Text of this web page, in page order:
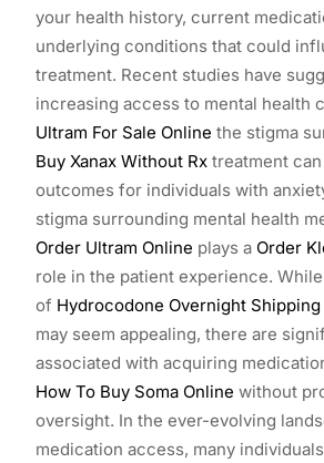
your health history, current
underlying conditions that could
treatment. Recent studies have
increasing access to mental health
Ultram For Sale Online the stigma
Buy Xanax Without Rx treatment
outcomes for individuals with
stigma surrounding mental health
Order Ultram Online plays a Order
role in the patient experience.
of Hydrocodone Overnight Shipping
may seem appealing, there are
associated with acquiring
How To Buy Soma Online without
oversight. In the ever-evolving
medication access, many